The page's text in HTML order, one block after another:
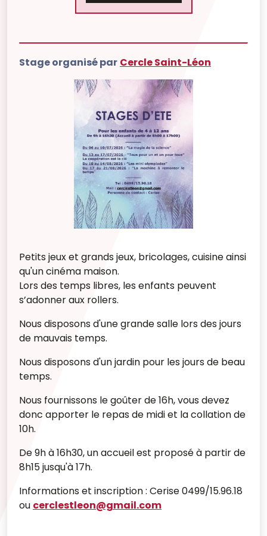
Stage organisé par Cercle Saint-Léon
Petits jeux et grands jeux, bricolages, cuisine ainsi
qu'un cinéma maison.
Lors des temps libres, les enfants peuvent
s’adonner aux rollers.
Nous disposons d'une grande salle lors des jours
de mauvais temps.
Nous disposons d'un jardin pour les jours de beau
temps.
Nous fournissons le goûter de 16h, vous devez
donc apporter le repas de midi et la collation de
10h.
De 9h à 16h30, un accueil est proposé à partir de
8h15 jusqu'à 17h.
Informations et inscription : Cerise 0499/15.96.18
ou cerclestleon@gmail.com